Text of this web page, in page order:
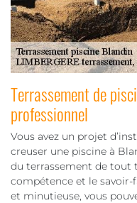
Terrassement de
professionnel
Vous avez un projet
creuser une piscine à
du terrassement de tout
compétence et le savoir-
et minutieuse, vous